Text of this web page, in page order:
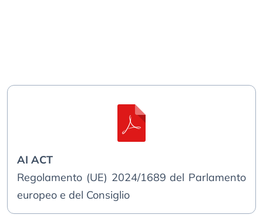
AI ACT
Regolamento (UE) 2024/1689 del Parlamento
europeo e del Consiglio